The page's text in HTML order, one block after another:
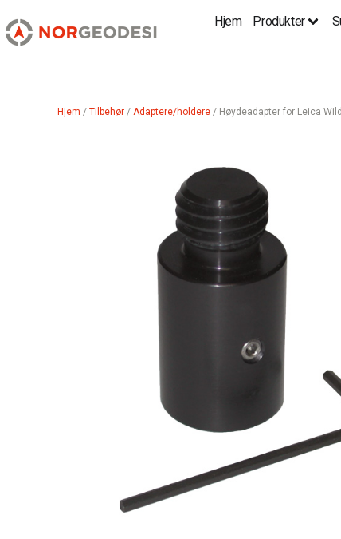
Hjem Produkter
Hjem / Tilbehør / Adaptere/holdere / Høydeadapter for Leica